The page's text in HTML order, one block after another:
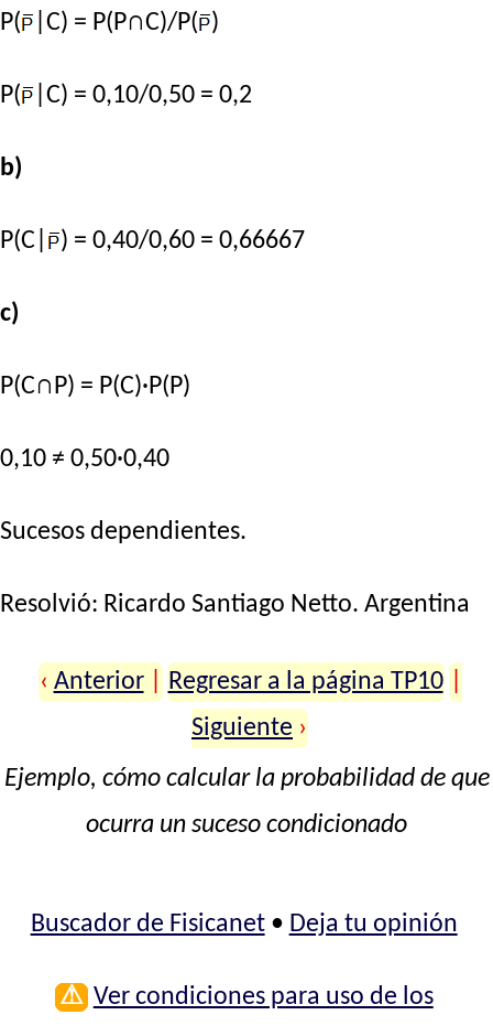
P( |C) = P(P∩C)/P( )
P( |C) = 0,10/0,50 = 0,2
b)
P(C| ) = 0,40/0,60 = 0,66667
c)
P(C∩P) = P(C)·P(P)
0,10 ≠ 0,50·0,40
Sucesos dependientes.
Resolvió: Ricardo Santiago Netto. Argentina
‹ Anterior Regresar a la página TP10
Siguiente ›
Ejemplo, cómo calcular la probabilidad de que
ocurra un suceso condicionado
Buscador de Fisicanet• Deja tu opinión
⚠ Ver condiciones para uso de los